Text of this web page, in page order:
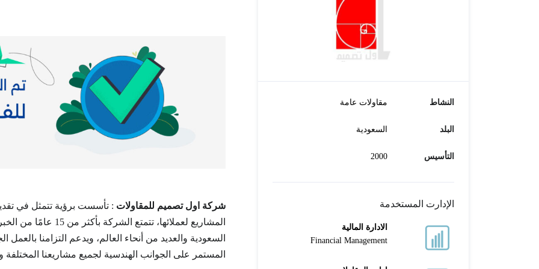
النشاط مقاولات عامة
البلد السعودية
التأسيس 2000
الإدارت المستخدمة
الادارة المالية
Financial Management
شركة اول تصميم للمقاولات : تأسست برؤية تتمثل في
المشاريع لعملائها،
السعودية والعديد من أنحاء العالم، ويدعم التزامنا
المستمر على الجوانب الهندسية لجميع مشاريعنا المختلفة